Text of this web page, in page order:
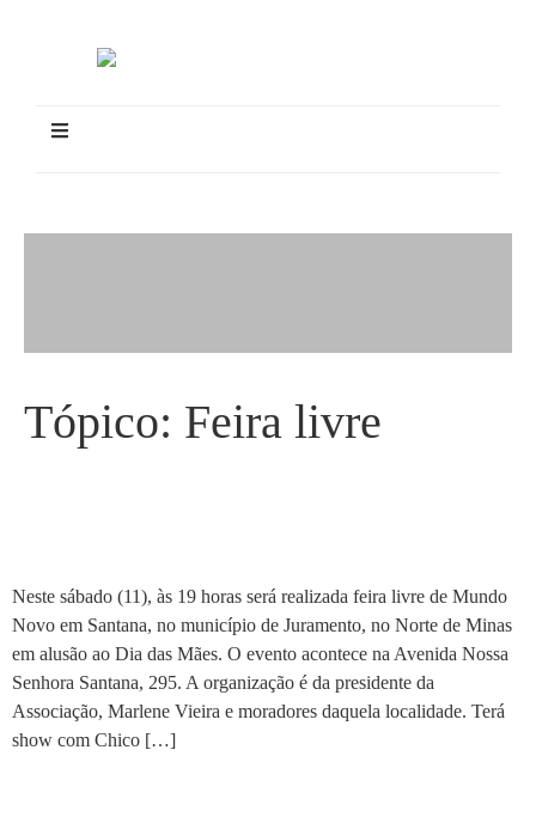
Tópico: Feira livre
Neste sábado (11), às 19 horas será realizada feira livre de Mundo
Novo em Santana, no município de Juramento, no Norte de Minas
em alusão ao Dia das Mães. O evento acontece na Avenida Nossa
Senhora Santana, 295. A organização é da presidente da
Associação, Marlene Vieira e moradores daquela localidade. Terá
show com Chico […]